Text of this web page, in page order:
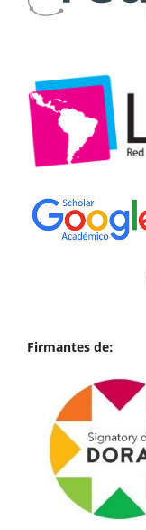
Firmantes de: